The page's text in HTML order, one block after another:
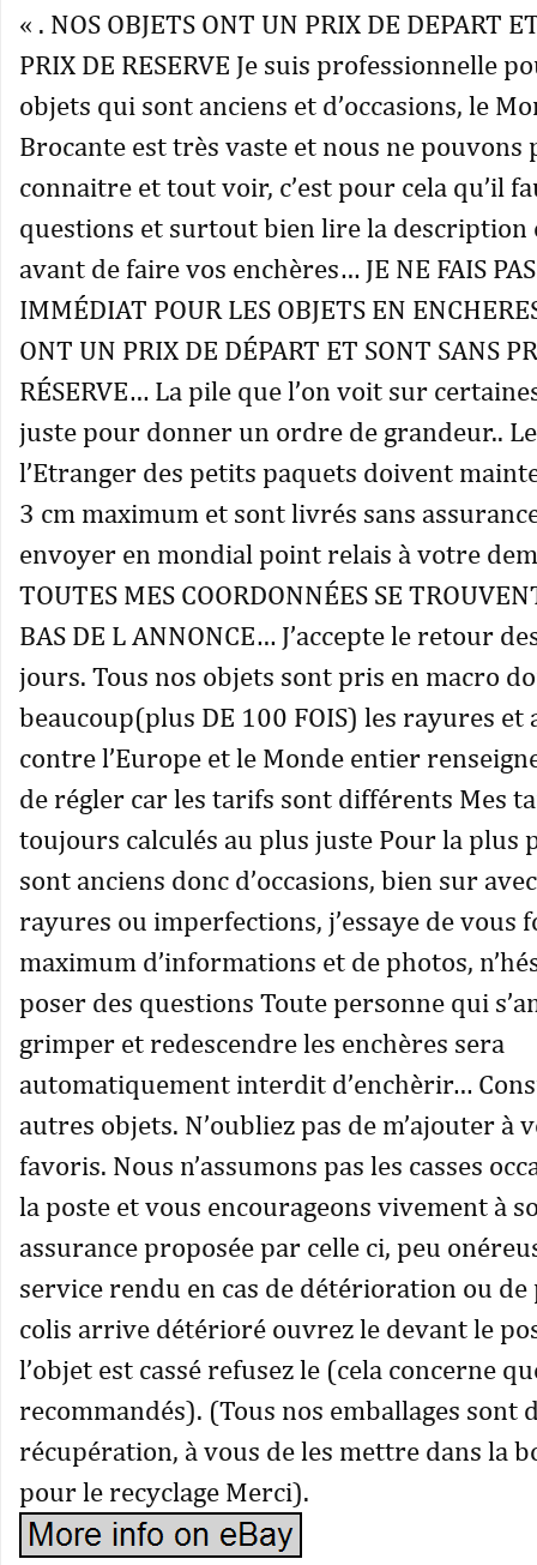
« . NOS OBJETS ONT UN PRIX DE DEPART
PRIX DE RESERVE Je suis professionnelle
objets qui sont anciens et d’occasions, le
Brocante est très vaste et nous ne pouvons
connaitre et tout voir, c’est pour cela qu’il
questions et surtout bien lire la description
avant de faire vos enchères… JE NE FAIS PAS
IMMÉDIAT POUR LES OBJETS EN
ONT UN PRIX DE DÉPART ET SONT SANS
RÉSERVE… La pile que l’on voit sur
juste pour donner un ordre de grandeur..
l’Etranger des petits paquets doivent
3 cm maximum et sont livrés sans
envoyer en mondial point relais à votre
TOUTES MES COORDONNÉES SE
BAS DE L ANNONCE… J’accepte le retour
jours. Tous nos objets sont pris en macro
beaucoup(plus DE 100 FOIS) les rayures et
contre l’Europe et le Monde entier
de régler car les tarifs sont différents Mes
toujours calculés au plus juste Pour la plus
sont anciens donc d’occasions, bien sur
rayures ou imperfections, j’essaye de vous
maximum d’informations et de photos,
poser des questions Toute personne qui
grimper et redescendre les enchères sera
automatiquement interdit d’enchèrir…
autres objets. N’oubliez pas de m’ajouter à
favoris. Nous n’assumons pas les casses
la poste et vous encourageons vivement à
assurance proposée par celle ci, peu
service rendu en cas de détérioration ou de
colis arrive détérioré ouvrez le devant le
l’objet est cassé refusez le (cela concerne
recommandés). (Tous nos emballages sont
récupération, à vous de les mettre dans la
pour le recyclage Merci).